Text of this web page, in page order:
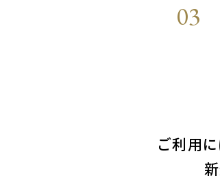
ご利用